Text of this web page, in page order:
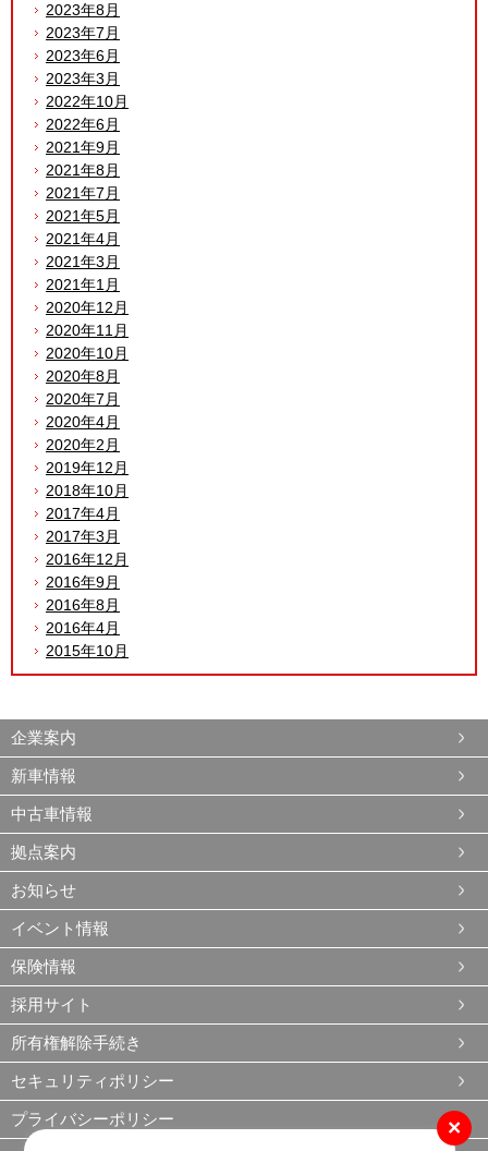
2023年8月
2023年7月
2023年6月
2023年3月
2022年10月
2022年6月
2021年9月
2021年8月
2021年7月
2021年5月
2021年4月
2021年3月
2021年1月
2020年12月
2020年11月
2020年10月
2020年8月
2020年7月
2020年4月
2020年2月
2019年12月
2018年10月
2017年4月
2017年3月
2016年12月
2016年9月
2016年8月
2016年4月
2015年10月
企業案内
新車情報
中古車情報
拠点案内
お知らせ
イベント情報
保険情報
採用サイト
所有権解除手続き
セキュリティポリシー
プライバシーポリシー ×